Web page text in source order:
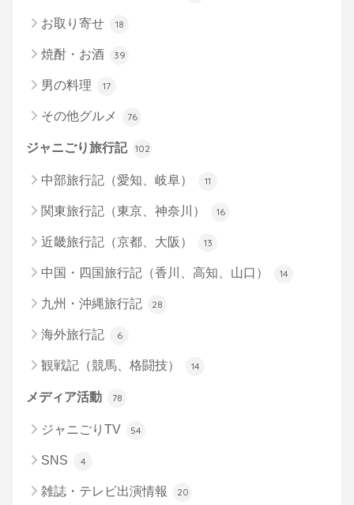
お取り寄せ 18
焼酎・お酒 39
男の料理 17
その他グルメ 76
ジャニごり旅行記 102
中部旅行記（愛知、岐阜） 11
関東旅行記（東京、神奈川） 16
近畿旅行記（京都、大阪） 13
中国・四国旅行記（香川、高知、山口） 14
九州・沖縄旅行記 28
海外旅行記 6
観戦記（競馬、格闘技） 14
メディア活動 78
ジャニごりTV 54
SNS 4
雑誌・テレビ出演情報 20